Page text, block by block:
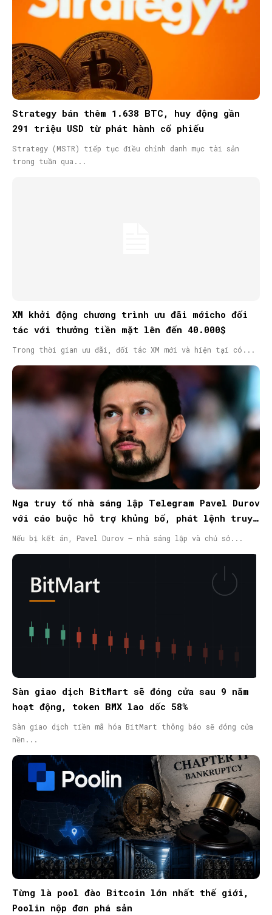
Strategy bán thêm 1.638 BTC, huy động gần
291 triệu USD từ phát hành cổ phiếu
Strategy (MSTR) tiếp tục điều chỉnh danh mục tài sản
trong tuần qua...
XM khởi động chương trình ưu đãi mớicho đối
tác với thưởng tiền mặt lên đến 40.000$
Trong thời gian ưu đãi, đối tác XM mới và hiện tại có...
Nga truy tố nhà sáng lập Telegram Pavel Durov
với cáo buộc hỗ trợ khủng bố, phát lệnh truy
nã quốc tế
Nếu bị kết án, Pavel Durov – nhà sáng lập và chủ sở...
Sàn giao dịch BitMart sẽ đóng cửa sau 9 năm
hoạt động, token BMX lao dốc 58%
Sàn giao dịch tiền mã hóa BitMart thông báo sẽ đóng cửa
nền...
Từng là pool đào Bitcoin lớn nhất thế giới,
Poolin nộp đơn phá sản